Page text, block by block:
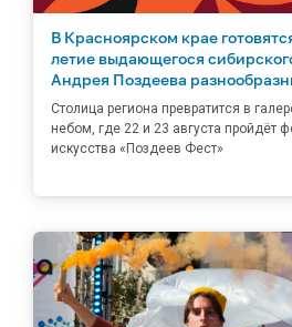
В Красноярском крае
летие выдающегося
Андрея Поздеева
Столица региона превратится в
небом, где 22 и 23 августа пройдёт
искусства «Поздеев Фест»